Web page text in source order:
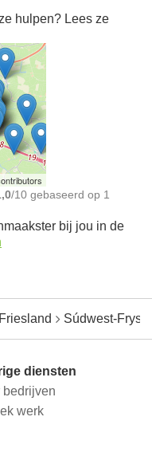
hulpen? Lees ze
/10 gebaseerd op 1
bij jou in de
Friesland Súdwest-
diensten
bedrijven
werk